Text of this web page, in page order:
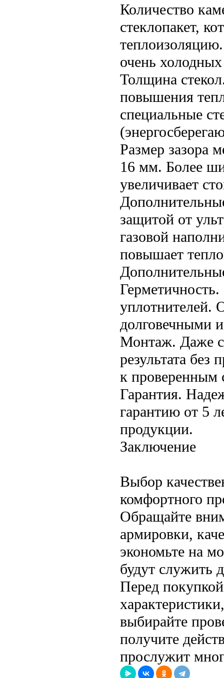
Количество
стеклопакет,
очень
Толщина
повышения
специальные
Размер зазора
16 мм. Более
увеличивает
защитой от
газовой
повышает
уплотнителей.
долговечными
Монтаж. Даже
результата
к проверенным
Гарантия.
гарантию от 5
продукции.
Заключение
Выбор
комфортного
Обращайте
армировки,
экономьте на
будут служить
Перед покупкой
выбирайте
получите
прослужит